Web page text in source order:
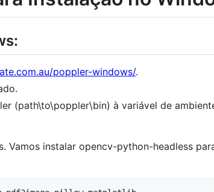
poppler-windows/.
(path\to\poppler\bin) à variável de
Vamos instalar opencv-python-headless